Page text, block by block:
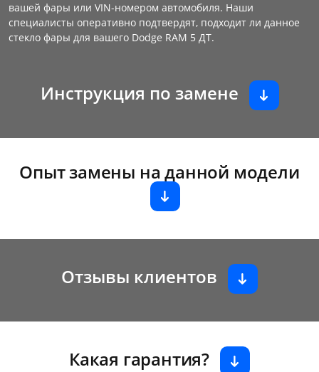
вашей фары или VIN-номером автомобиля. Наши
специалисты оперативно подтвердят, подходит ли данное
стекло фары для вашего Dodge RAM 5 ДТ.
Инструкция по замене
Опыт замены на данной модели
Отзывы клиентов
Какая гарантия?